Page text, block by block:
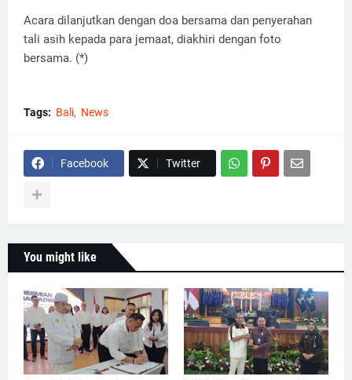
Acara dilanjutkan dengan doa bersama dan penyerahan
tali asih kepada para jemaat, diakhiri dengan foto
bersama. (*)
Tags: Bali News
Facebook Twitter
You might like